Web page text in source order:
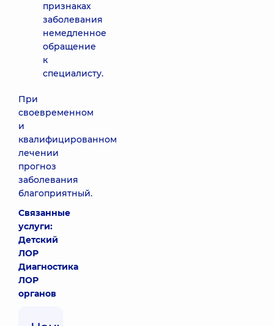
признаках
заболевания
немедленное
обращение
к
специалисту.
При
своевременном
и
квалифицированном
лечении
прогноз
заболевания
благоприятный.
Связанные
услуги:
Детский
ЛОР
Диагностика
ЛОР
органов